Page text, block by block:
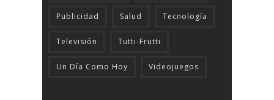
Publicidad Salud Tecnologí­a
Televisión Tutti-Frutti
Un Día Como Hoy Videojuegos